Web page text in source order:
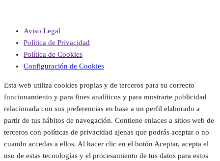
Aviso Legal
Política de Privacidad
Política de Cookies
Configuración de Cookies
Esta web utiliza cookies propias y de terceros para su correcto
funcionamiento y para fines analíticos y para mostrarte publicidad
relacionada con sus preferencias en base a un perfil elaborado a
partir de tus hábitos de navegación. Contiene enlaces a sitios web de
terceros con políticas de privacidad ajenas que podrás aceptar o no
cuando accedas a ellos. Al hacer clic en el botón Aceptar, acepta el
uso de estas tecnologías y el procesamiento de tus datos para estos